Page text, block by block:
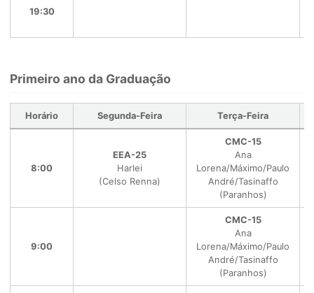
19:30
Primeiro ano da Graduação
Horário Segunda-Feira Terça-Feira
8:00
EEA-25
Harlei
(Celso Renna)
CMC-15
Ana
Lorena/Máximo/Paulo
André/Tasinaffo
(Paranhos)
9:00
CMC-15
Ana
Lorena/Máximo/Paulo
André/Tasinaffo
(Paranhos)